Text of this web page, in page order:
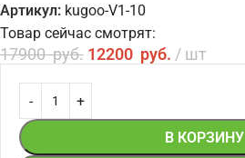
Артикул: kugoo-V1-10
Товар сейчас смотрят:
17900руб. 12200 руб. шт
В КОРЗИНУ